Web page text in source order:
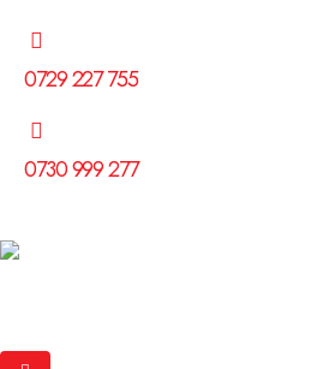
0729 227 755
0730 999 277